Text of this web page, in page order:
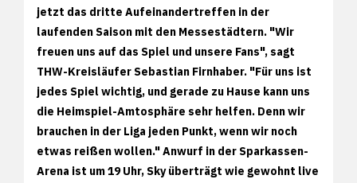
jetzt das dritte Aufeinandertreffen in der
laufenden Saison mit den Messestädtern. "Wir
freuen uns auf das Spiel und unsere Fans", sagt
THW-Kreisläufer Sebastian Firnhaber. "Für uns ist
jedes Spiel wichtig, und gerade zu Hause kann uns
die Heimspiel-Amtosphäre sehr helfen. Denn wir
brauchen in der Liga jeden Punkt, wenn wir noch
etwas reißen wollen." Anwurf in der Sparkassen-
Arena ist um 19 Uhr, Sky überträgt wie gewohnt live